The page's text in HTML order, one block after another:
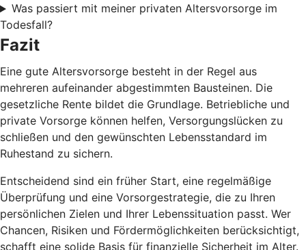
Was passiert mit meiner privaten Altersvorsorge im
Todesfall?
Fazit
Eine gute Altersvorsorge besteht in der Regel aus
mehreren aufeinander abgestimmten Bausteinen. Die
gesetzliche Rente bildet die Grundlage. Betriebliche und
private Vorsorge können helfen, Versorgungslücken zu
schließen und den gewünschten Lebensstandard im
Ruhestand zu sichern.
Entscheidend sind ein früher Start, eine regelmäßige
Überprüfung und eine Vorsorgestrategie, die zu Ihren
persönlichen Zielen und Ihrer Lebenssituation passt. Wer
Chancen, Risiken und Fördermöglichkeiten berücksichtigt,
schafft eine solide Basis für finanzielle Sicherheit im Alter.